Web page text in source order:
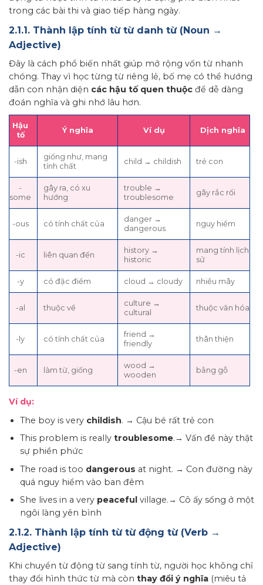
trong các bài thi và giao tiếp hàng ngày.
2.1.1. Thành lập tính từ từ danh từ (Noun →
Adjective)
Đây là cách phổ biến nhất giúp mở rộng vốn từ nhanh
chóng. Thay vì học từng từ riêng lẻ, bố mẹ có thể hướng
dẫn con nhận diện các hậu tố quen thuộc để dễ dàng
đoán nghĩa và ghi nhớ lâu hơn.
Hậu
tố
Ý nghĩa Ví dụ Dịch nghĩa
-ish
giống như, mang
tính chất
child → childish trẻ con
-
some
gây ra, có xu
hướng
trouble →
troublesome
gây rắc rối
-ous có tính chất của
danger →
dangerous
nguy hiểm
-ic liên quan đến
history →
historic
mang tính lịch
sử
-y có đặc điểm cloud → cloudy nhiều mây
-al thuộc về
culture →
cultural
thuộc văn hóa
-ly có tính chất của
friend →
friendly
thân thiện
-en làm từ, giống
wood →
wooden
bằng gỗ
Ví dụ:
The boy is very childish. → Cậu bé rất trẻ con
This problem is really troublesome.→ Vấn đề này thật
sự phiền phức
The road is too dangerous at night. → Con đường này
quá nguy hiểm vào ban đêm
She lives in a very peacefulvillage.→ Cô ấy sống ở một
ngôi làng yên bình
2.1.2. Thành lập tính từ từ động từ (Verb →
Adjective)
Khi chuyển từ động từ sang tính từ, người học không chỉ
thay đổi hình thức từ mà còn thay đổi ý nghĩa (miêu tả